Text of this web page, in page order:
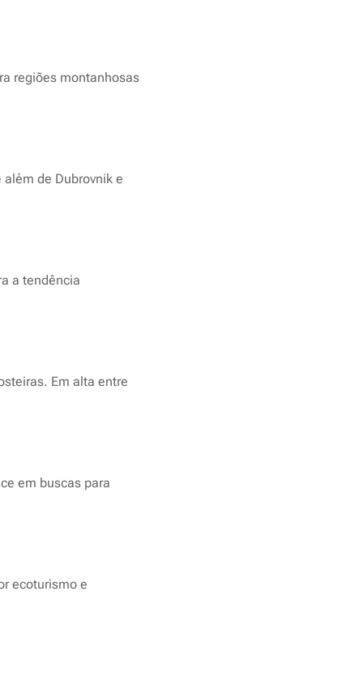
regiões montanhosas
de Dubrovnik e
a tendência
Em alta entre
em buscas para
ecoturismo e